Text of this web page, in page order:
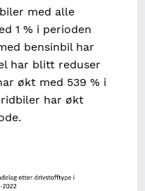
med alle
1 % i perioden
bensinbil har
har blitt reduser
økt med 539 % i
har økt